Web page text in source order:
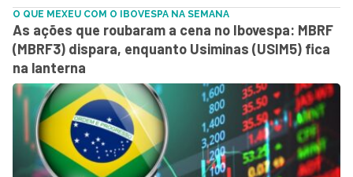
O QUE MEXEU COM O IBOVESPA NA SEMANA
As ações que roubaram a cena no Ibovespa: MBRF
(MBRF3) dispara, enquanto Usiminas (USIM5) fica
na lanterna